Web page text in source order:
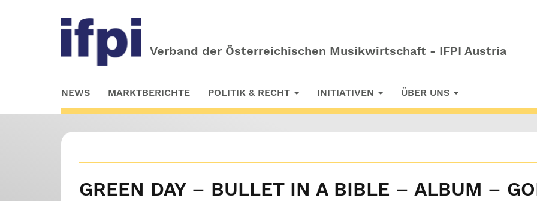
Verband der Österreichischen Musikwirtschaft - IFPI Austria
to
main
NEWS MARKTBERICHTE POLITIK & RECHT INITIATIVEN ÜBER UNS
GREEN DAY – BULLET IN A BIBLE – ALBUM –